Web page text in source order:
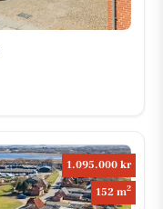
1.095.000 kr
152 m2